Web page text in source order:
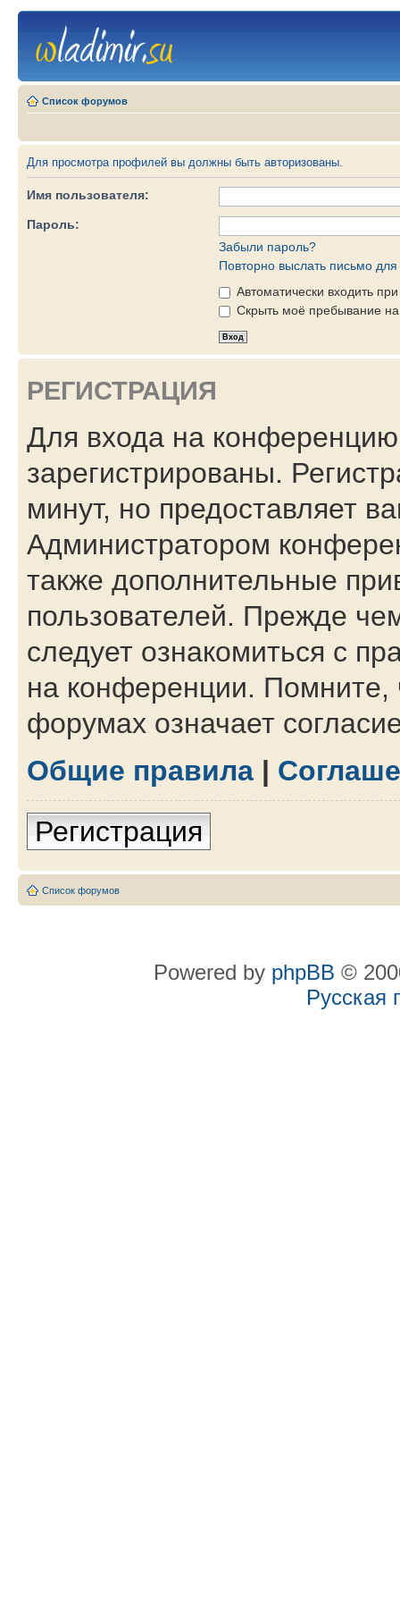
Список форумов
Для просмотра профилей вы должны быть авторизованы.
Имя пользователя:
Пароль:
Забыли пароль?
Повторно выслать письмо для
Автоматически входить
Скрыть моё пребывание
РЕГИСТРАЦИЯ
Для входа на
зарегистрированы.
минут, но предоставляет
Администратором
также дополнительные
пользователей. Прежде
следует ознакомиться с
на конференции. Помните,
форумах означает
Общие правила |
Регистрация
Список форумов
Powered by phpBB ©
Русская